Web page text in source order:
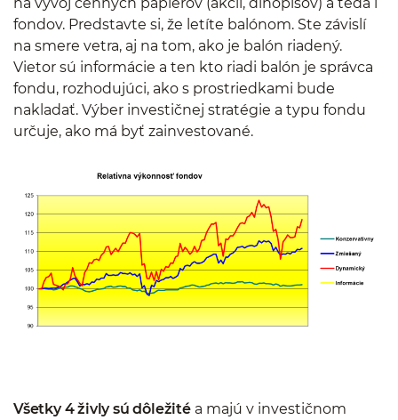
fondov. Predstavte si, že letíte balónom. Ste závislí
na smere vetra, aj na tom, ako je balón riadený.
Vietor sú informácie a ten kto riadi balón je správca
fondu, rozhodujúci, ako s prostriedkami bude
nakladať. Výber investičnej stratégie a typu fondu
určuje, ako má byť zainvestované.
Všetky 4 živly sú dôležitéa majú v investičnom